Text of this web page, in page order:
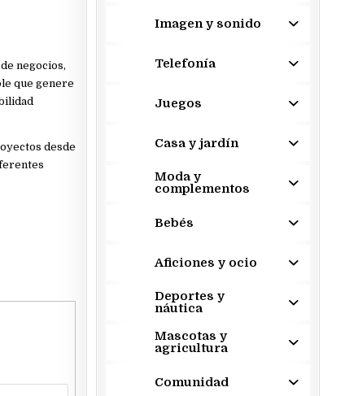
negocios,
que genere
desde
Imagen y sonido
Telefonía
Juegos
Casa y jardín
Moda y
complementos
Bebés
Aficiones y ocio
Deportes y
náutica
Mascotas y
agricultura
Comunidad